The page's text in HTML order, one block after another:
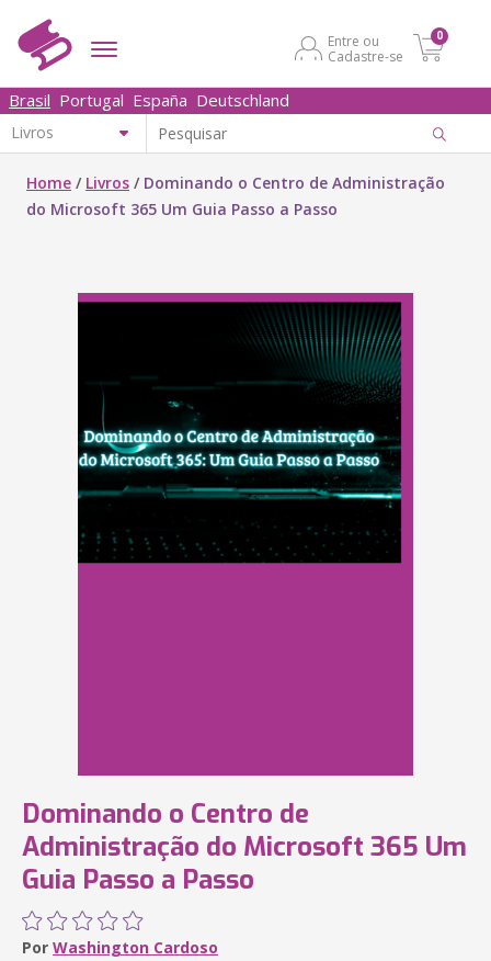
Entre ou
Cadastre-se
0
Brasil Portugal España Deutschland
Home / Livros / Dominando o Centro de Administração
do Microsoft 365 Um Guia Passo a Passo
Dominando o Centro de
Administração do Microsoft 365 Um
Guia Passo a Passo
Por Washington Cardoso